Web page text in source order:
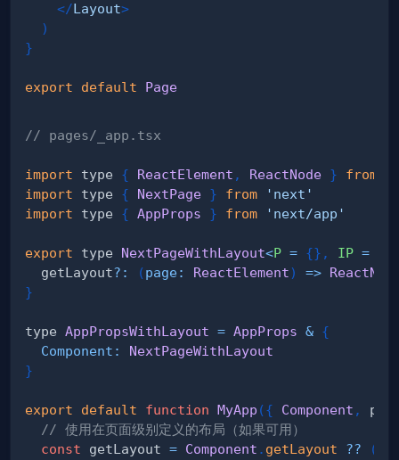
</Layout>
)
}
export default Page
// pages/_app.tsx
import type { ReactElement , ReactNode } from
import type { NextPage } from
'next'
import type { AppProps } from 'next/app'
export type NextPageWithLayout<P = {} , IP =
  getLayout
? : (page: ReactElement) =>
}
type AppPropsWithLayout = AppProps & {
Component :
NextPageWithLayout
}
export default function MyApp ({ Component ,
// 使用在页面级别定义的布局（如果可用）
const getLayout = Component . getLayout ?? (